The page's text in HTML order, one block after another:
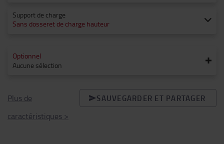
Support de charge
Sans dosseret de charge hauteur
Optionnel
Aucune sélection
Plus de
caractéristiques >
SAUVEGARDER ET PARTAGER